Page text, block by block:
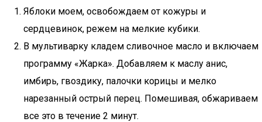
Яблоки моем, освобождаем от кожуры и
сердцевинок, режем на мелкие кубики.
В мультиварку кладем сливочное масло и включаем
программу «Жарка». Добавляем к маслу анис,
имбирь, гвоздику, палочки корицы и мелко
нарезанный острый перец. Помешивая, обжариваем
все это в течение 2 минут.